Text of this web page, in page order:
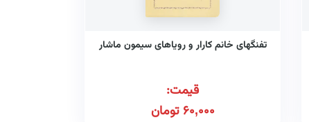
تفنگهای خانم کارار و رویاهای سیمون ماشار
قیمت:
60,000 تومان